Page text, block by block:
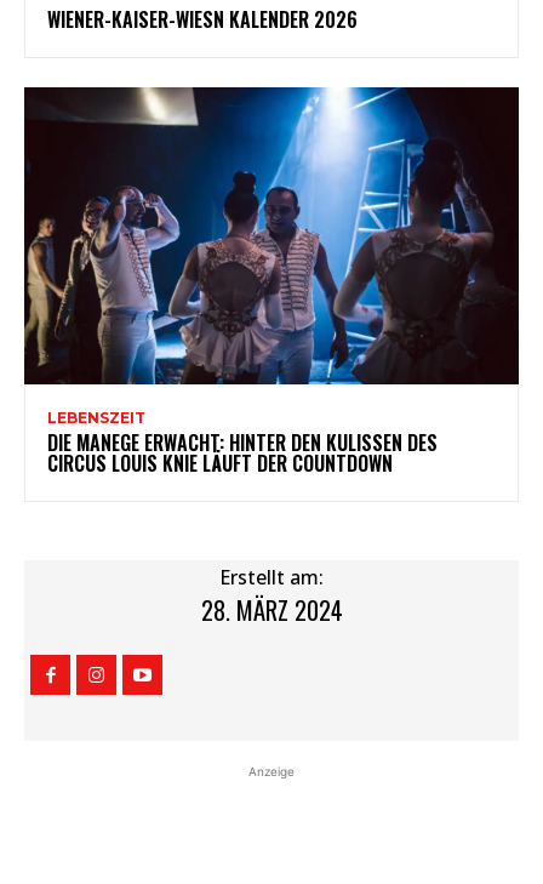
WIENER-KAISER-WIESN KALENDER 2026
LEBENSZEIT
DIE MANEGE ERWACHT: HINTER DEN KULISSEN DES
CIRCUS LOUIS KNIE LÄUFT DER COUNTDOWN
Erstellt am:
28. MÄRZ 2024
Anzeige